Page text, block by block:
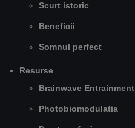
Scurt istoric
Beneficii
Somnul perfect
Resurse
Brainwave Entrainment
Photobiomodulatia